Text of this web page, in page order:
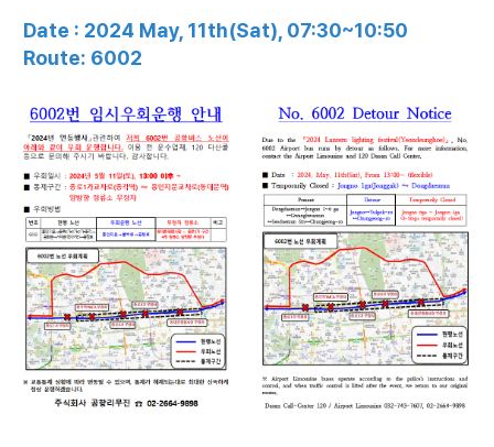
Date : 2024 May, 11th(Sat), 07:30~10:50
Route: 6002